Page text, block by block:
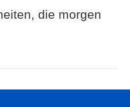
die morgen